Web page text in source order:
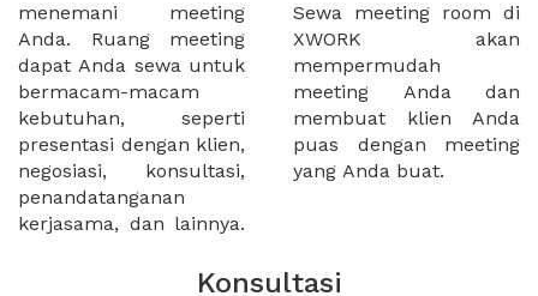
menemani meeting
Anda. Ruang meeting
dapat Anda sewa untuk
bermacam-macam
kebutuhan, seperti
presentasi dengan klien,
negosiasi, konsultasi,
penandatanganan
kerjasama, dan lainnya.
Sewa meeting room di
XWORK akan
mempermudah
meeting Anda dan
membuat klien Anda
puas dengan meeting
yang Anda buat.
Konsultasi